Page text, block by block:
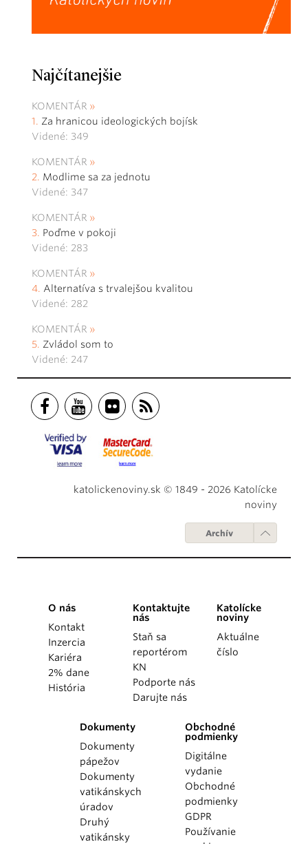
Najčítanejšie
KOMENTÁR
Za hranicou ideologických bojísk
Videné: 349
KOMENTÁR
Modlime sa za jednotu
Videné: 347
KOMENTÁR
Poďme v pokoji
Videné: 283
KOMENTÁR
Alternatíva s trvalejšou kvalitou
Videné: 282
KOMENTÁR
Zvládol som to
Videné: 247
katolickenoviny.sk © 1849 - 2026 Katolícke
noviny
Archív
O nás
Kontakt
Inzercia
Kariéra
2% dane
História
Kontaktujte
nás
Staň sa
reportérom
KN
Podporte nás
Darujte nás
Katolícke
noviny
Aktuálne
číslo
Dokumenty
Dokumenty
pápežov
Dokumenty
vatikánskych
úradov
Druhý
vatikánsky
Obchodné
podmienky
Digitálne
vydanie
Obchodné
podmienky
GDPR
Používanie